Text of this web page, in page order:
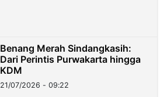
Benang Merah Sindangkasih:
Dari Perintis Purwakarta hingga
KDM
21/07/2026 - 09:22